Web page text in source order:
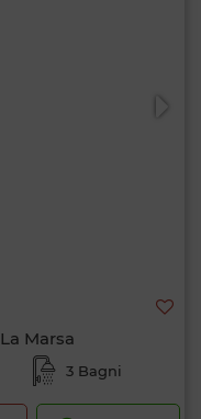
Marsa
3 Bagni